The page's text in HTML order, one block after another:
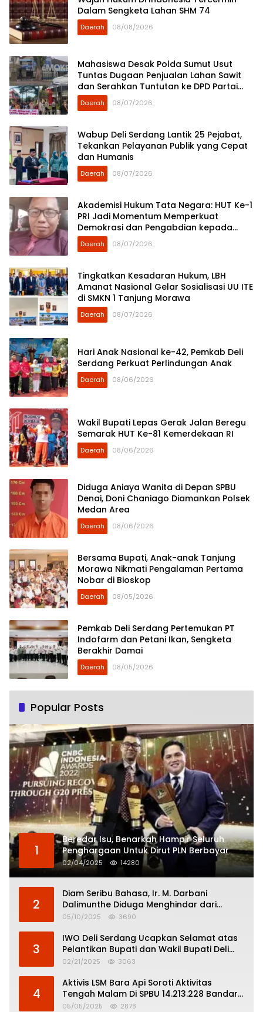
Dalam Sengketa Lahan SHM 74
Daerah 08/08/2026
Mahasiswa Desak Polda Sumut Usut
Tuntas Dugaan Penjualan Lahan Sawit
dan Serahkan Tuntutan ke DPD Partai
Demokrat Sumut
Daerah 08/07/2026
Wabup Deli Serdang Lantik 25 Pejabat,
Tekankan Pelayanan Publik yang Cepat
dan Humanis
Daerah 08/07/2026
Akademisi Hukum Tata Negara: HUT Ke-1
PRI Jadi Momentum Memperkuat
Demokrasi dan Pengabdian kepada
Rakyat
Daerah 08/07/2026
Tingkatkan Kesadaran Hukum, LBH
Amanat Nasional Gelar Sosialisasi UU ITE
di SMKN 1 Tanjung Morawa
Daerah 08/07/2026
Hari Anak Nasional ke-42, Pemkab Deli
Serdang Perkuat Perlindungan Anak
Daerah 08/06/2026
Wakil Bupati Lepas Gerak Jalan Beregu
Semarak HUT Ke-81 Kemerdekaan RI
Daerah 08/06/2026
Diduga Aniaya Wanita di Depan SPBU
Denai, Doni Chaniago Diamankan Polsek
Medan Area
Daerah 08/06/2026
Bersama Bupati, Anak-anak Tanjung
Morawa Nikmati Pengalaman Pertama
Nobar di Bioskop
Daerah 08/05/2026
Pemkab Deli Serdang Pertemukan PT
Indofarm dan Petani Ikan, Sengketa
Berakhir Damai
Daerah 08/05/2026
Popular Posts
1
Beredar Isu, Benarkah Hampir Seluruh
Penghargaan Untuk Dirut PLN Berbayar
02/04/2025 14280
2
Diam Seribu Bahasa, Ir. M. Darbani
Dalimunthe Diduga Menghindar dari
Pertanggungjawaban Politik
05/10/2025 3690
3
IWO Deli Serdang Ucapkan Selamat atas
Pelantikan Bupati dan Wakil Bupati Deli
Serdang
02/21/2025 3063
4
Aktivis LSM Bara Api Soroti Aktivitas
Tengah Malam Di SPBU 14.213.228 Bandar
Tinggi
05/05/2025 2878